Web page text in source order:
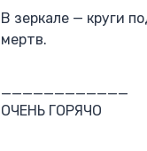
В зеркале — круги
мертв.
____________
ОЧЕНЬ ГОРЯЧО